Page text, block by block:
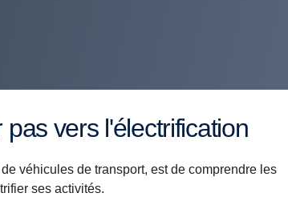
pas vers l'électrification
véhicules de transport, est de comprendre les
ses activités.